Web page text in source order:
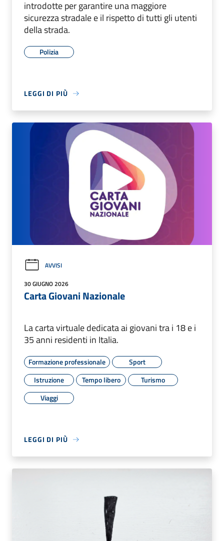
introdotte per garantire una maggiore
sicurezza stradale e il rispetto di tutti gli utenti
della strada.
Polizia
LEGGI DI PIÙ
AVVISI
30 GIUGNO 2026
Carta Giovani Nazionale
La carta virtuale dedicata ai giovani tra i 18 e i
35 anni residenti in Italia.
Formazione professionale
Sport
Istruzione
Tempo libero
Turismo
Viaggi
LEGGI DI PIÙ